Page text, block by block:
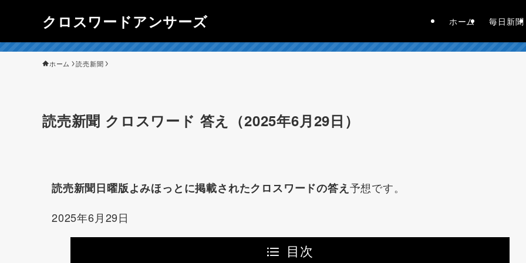
クロスワードアンサーズ ホーム 毎日新聞
ホーム 読売新聞
読売新聞 クロスワード 答え（2025年6月29日）
読売新聞日曜版よみほっとに掲載されたクロスワードの答え 予想です。
2025年6月29日
目次